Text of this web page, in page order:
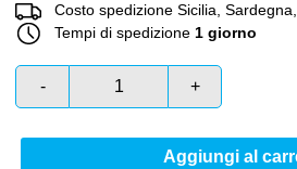
Costo spedizione Sicilia,
Tempi di spedizione 1 giorno
- +
Aggiungi al